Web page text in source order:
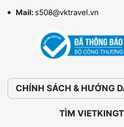
Mail: s508@vktravel.vn
CHÍNH SÁCH & HƯỚNG
TÌM